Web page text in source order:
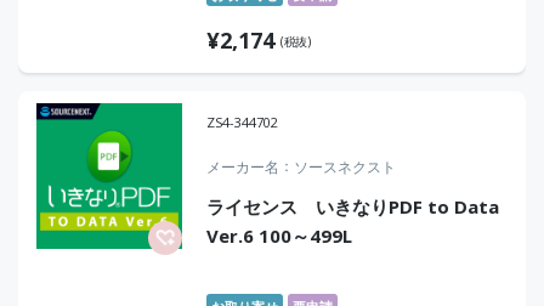
¥2,174 (税抜)
ZS4-344702
メーカー名 ソースネクスト
ライセンス いきなりPDF to Data
Ver.6 100～499L